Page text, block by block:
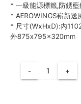
* 一級能源標籤,防銹
* AEROWINGS嶄新
* 尺寸(WxHxD):內
外875x795x320mm
- +